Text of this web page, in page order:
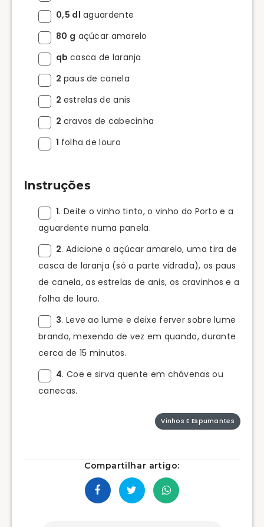
0,5 dl aguardente
80 g açúcar amarelo
qb casca de laranja
2 paus de canela
2 estrelas de anis
2 cravos de cabecinha
1 folha de louro
Instruções
1. Deite o vinho tinto, o vinho do Porto e a
aguardente numa panela.
2. Adicione o açúcar amarelo, uma tira de
casca de laranja (só a parte vidrada), os paus
de canela, as estrelas de anis, os cravinhos e a
folha de louro.
3. Leve ao lume e deixe ferver sobre lume
brando, mexendo de vez em quando, durante
cerca de 15 minutos.
4. Coe e sirva quente em chávenas ou
canecas.
Vinhos E Espumantes
Compartilhar artigo: